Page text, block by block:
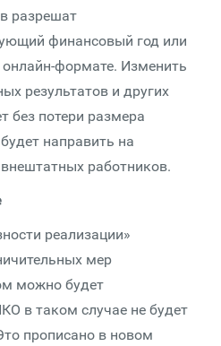
разрешат
финансовый год или
формате. Изменить
результатов и других
без потери размера
направить на
работников.
реализации»
мер
можно будет
в таком случае не будет
прописано в новом